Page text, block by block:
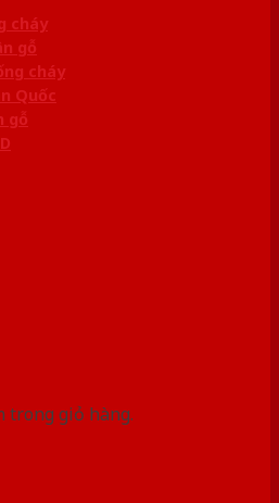
cháy
gỗ
cháy
Quốc
gỗ
trong giỏ hàng.